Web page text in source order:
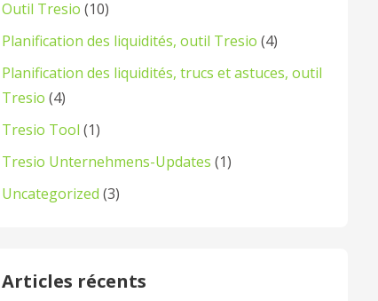
Outil Tresio (10)
Planification des liquidités, outil Tresio (4)
Planification des liquidités, trucs et astuces, outil
Tresio (4)
Tresio Tool (1)
Tresio Unternehmens-Updates (1)
Uncategorized (3)
Articles récents